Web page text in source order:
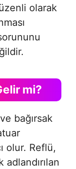
olarak
mi?
bağırsak
olur. Reflü,